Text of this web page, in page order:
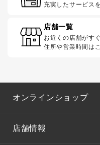
充実したサービス
店舗一覧
お近くの店舗がす
住所や営業時間は
オンラインショップ
店舗情報